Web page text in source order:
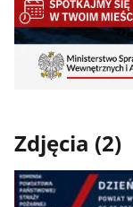
Zdjęcia (2)